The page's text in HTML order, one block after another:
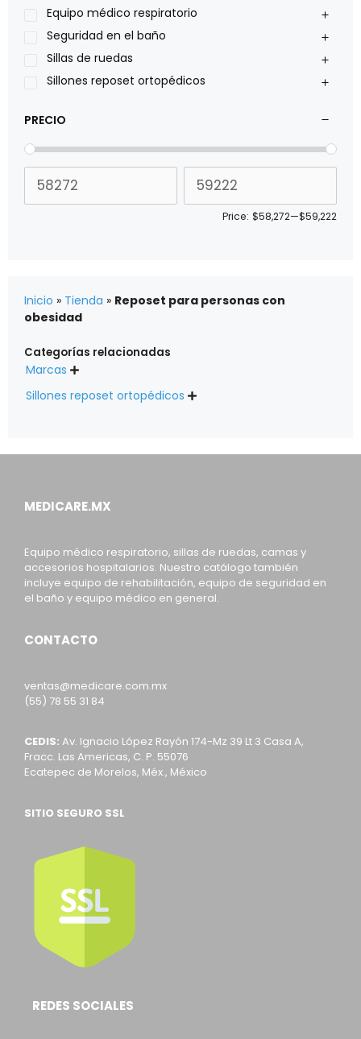
Sillas de ruedas Everest Jennings
Stealth products
Xiehe Medical
Equipo médico respiratorio
Seguridad en el baño
Sillas de ruedas
Sillones reposet ortopédicos
PRECIO
Price: $58,272—$59,222
Inicio » Tienda » Reposet para personas con
obesidad
Categorías relacionadas
Marcas 
Sillones reposet ortopédicos 
MEDICARE.MX
Equipo médico respiratorio, sillas de ruedas, camas y
accesorios hospitalarios. Nuestro catálogo también
incluye equipo de rehabilitación, equipo de seguridad en
el baño y equipo médico en general.
CONTACTO
ventas@medicare.com.mx
(55) 78 55 31 84
CEDIS: Av. Ignacio López Rayón 174-Mz 39 Lt 3 Casa A,
Fracc. Las Americas, C. P. 55076
Ecatepec de Morelos, Méx., México
SITIO SEGURO SSL
REDES SOCIALES